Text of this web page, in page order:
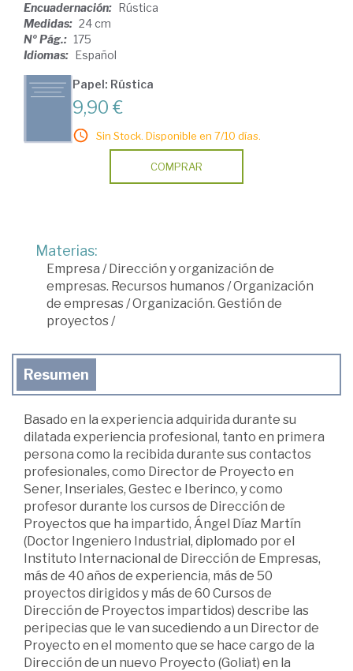
Encuadernación: Rústica
Medidas: 24 cm
Nº Pág.: 175
Idiomas: Español
Papel: Rústica
9,90 €
Sin Stock. Disponible en 7/10 días.
COMPRAR
Materias:
Empresa /Dirección y organización de
empresas. Recursos humanos/Organización
de empresas/Organización. Gestión de
proyectos/
Resumen
Basado en la experiencia adquirida durante su
dilatada experiencia profesional, tanto en primera
persona como la recibida durante sus contactos
profesionales, como Director de Proyecto en
Sener, Inseriales, Gestec e Iberinco, y como
profesor durante los cursos de Dirección de
Proyectos que ha impartido, Ángel Díaz Martín
(Doctor Ingeniero Industrial, diplomado por el
Instituto Internacional de Dirección de Empresas,
más de 40 años de experiencia, más de 50
proyectos dirigidos y más de 60 Cursos de
Dirección de Proyectos impartidos) describe las
peripecias que le van sucediendo a un Director de
Proyecto en el momento que se hace cargo de la
Dirección de un nuevo Proyecto (Goliat) en la